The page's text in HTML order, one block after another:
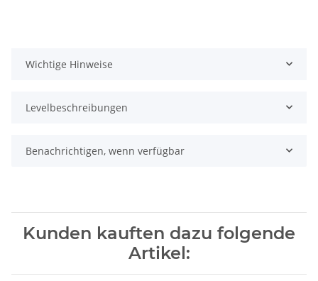
Wichtige Hinweise
Levelbeschreibungen
Benachrichtigen, wenn verfügbar
Kunden kauften dazu folgende
Artikel: